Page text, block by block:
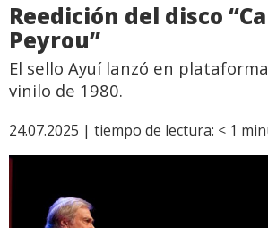
Reedición del disco
Peyrou”
El sello Ayuí lanzó en
vinilo de 1980.
24.07.2025 | tiempo de lectura: < 1